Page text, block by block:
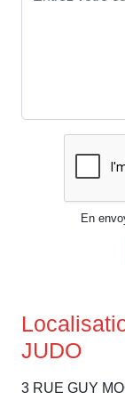
En
JUDO
3 RUE GUY